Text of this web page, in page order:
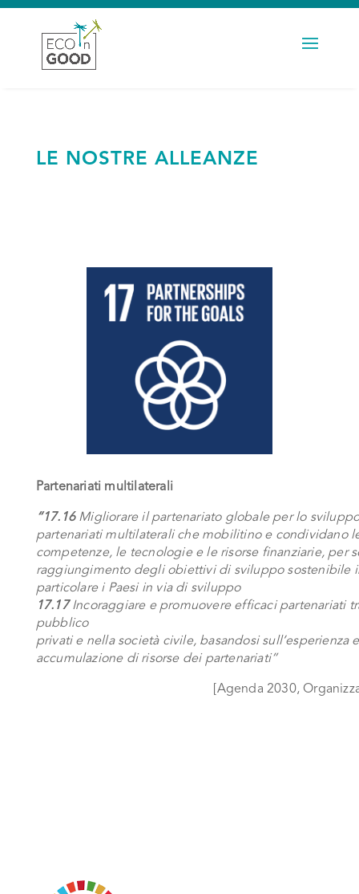
LE NOSTRE ALLEANZE
Partenariati multilaterali
“17.16Migliorare il partenariato globale per lo
partenariati multilaterali che mobilitino e condividano
competenze, le tecnologie e le risorse finanziarie, per
raggiungimento degli obiettivi di sviluppo sostenibile
particolare i Paesi in via di sviluppo
17.17Incoraggiare e promuovere efficaci partenariati
pubblico
privati e nella società civile, basandosi sull’esperienza
accumulazione di risorse dei partenariati”
[Agenda 2030,